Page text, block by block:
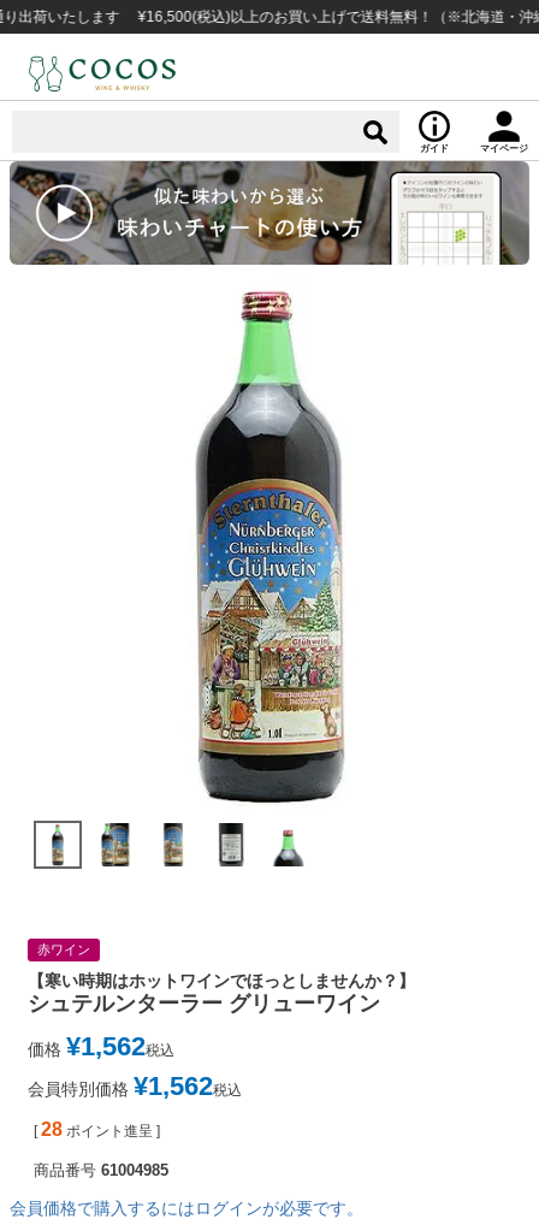
いたします ¥16,500(税込)以上のお買い上げで送料無料！（※北海道・沖縄な
ガイド マイページ
赤ワイン
【寒い時期はホットワインでほっとしませんか？】
シュテルンターラー グリューワイン
価格 ¥1,562税込
会員特別価格 ¥1,562税込
[ 28 ポイント進呈 ]
商品番号 61004985
会員価格で購入するにはログインが必要です。